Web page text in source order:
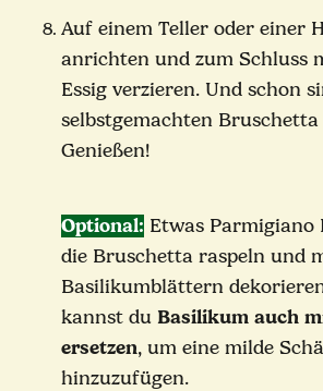
Auf einem Teller oder einer
anrichten und zum Schluss
Essig verzieren. Und schon
selbstgemachten
Genießen!
Optional: Etwas Parmigiano
die Bruschetta raspeln und
Basilikumblättern
kannst du Basilikum auch
ersetzen, um eine milde
hinzuzufügen.